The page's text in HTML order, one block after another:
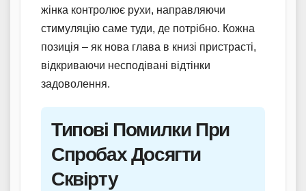
жінка контролює рухи, направляючи
стимуляцію саме туди, де потрібно. Кожна
позиція – як нова глава в книзі пристрасті,
відкриваючи несподівані відтінки
задоволення.
Типові Помилки При
Спробах Досягти
Сквірту